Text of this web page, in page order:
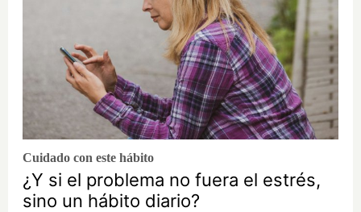
Cuidado con este hábito
¿Y si el problema no fuera el estrés,
sino un hábito diario?